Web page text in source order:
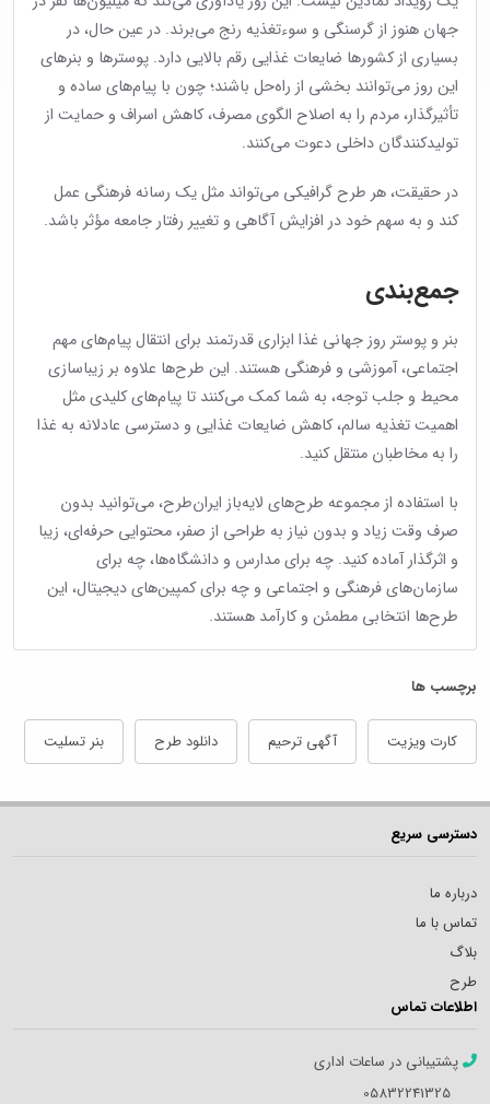
جهان هنوز از گرسنگی و سوءتغذیه رنج می‌برند. در عین حال، در
بسیاری از کشورها ضایعات غذایی رقم بالایی دارد. پوسترها و بنرهای
این روز می‌توانند بخشی از راه‌حل باشند؛ چون با پیام‌های ساده و
تأثیرگذار، مردم را به اصلاح الگوی مصرف، کاهش اسراف و حمایت از
تولیدکنندگان داخلی دعوت می‌کنند.
در حقیقت، هر طرح گرافیکی می‌تواند مثل یک رسانه فرهنگی عمل
کند و به سهم خود در افزایش آگاهی و تغییر رفتار جامعه مؤثر باشد.
جمع‌بندی
بنر و پوستر روز جهانی غذا ابزاری قدرتمند برای انتقال پیام‌های مهم
اجتماعی، آموزشی و فرهنگی هستند. این طرح‌ها علاوه بر زیباسازی
محیط و جلب توجه، به شما کمک می‌کنند تا پیام‌های کلیدی مثل
اهمیت تغذیه سالم، کاهش ضایعات غذایی و دسترسی عادلانه به غذا
را به مخاطبان منتقل کنید.
با استفاده از مجموعه طرح‌های لایه‌باز ایران‌طرح، می‌توانید بدون
صرف وقت زیاد و بدون نیاز به طراحی از صفر، محتوایی حرفه‌ای، زیبا
و اثرگذار آماده کنید. چه برای مدارس و دانشگاه‌ها، چه برای
سازمان‌های فرهنگی و اجتماعی و چه برای کمپین‌های دیجیتال، این
طرح‌ها انتخابی مطمئن و کارآمد هستند.
برچسب ها
کارت ویزیت آگهی ترحیم دانلود طرح بنر تسلیت
دسترسی سریع
درباره ما
تماس با ما
بلاگ
طرح
اطلاعات تماس
پشتیبانی در ساعات اداری
05832241325